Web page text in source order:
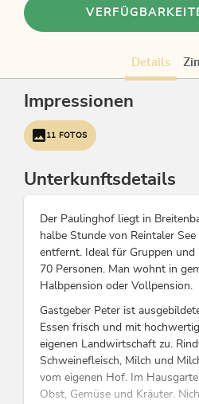
Details
Impressionen
11 FOTOS
Unterkunftsdetails
Der Paulinghof liegt in
halbe Stunde von Reintaler
entfernt. Ideal für Gruppen und
70 Personen. Man wohnt in
Halbpension oder Vollpension.
Gastgeber Peter ist
Essen frisch und mit
eigenen Landwirtschaft zu.
Schweinefleisch, Milch und
vom eigenen Hof. Im
Obst, Gemüse und Kräuter.